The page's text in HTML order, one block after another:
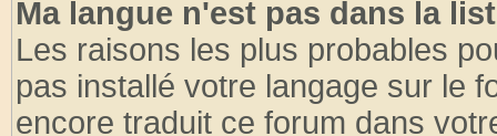
Ma langue n'est pas dans la
Les raisons les plus probables
pas installé votre langage sur le
encore traduit ce forum dans